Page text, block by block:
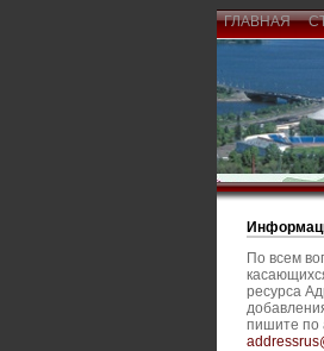
ГЛАВНАЯ
По всем
ресурса
пишите по